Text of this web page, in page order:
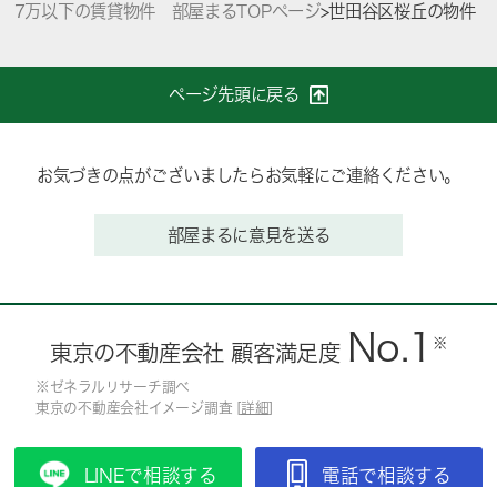
7万以下の賃貸物件 部屋まるTOPページ>世田谷区桜丘の物件
ページ先頭に戻る
お気づきの点がございましたらお気軽にご連絡ください。
部屋まるに意見を送る
東京の不動産会社 顧客満足度 No.1 ※
※ゼネラルリサーチ調べ
東京の不動産会社イメージ調査 [ 詳細
LINEで相談する 電話で相談する